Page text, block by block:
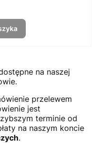
na naszej
przelewem
jest
terminie od
na naszym koncie
.